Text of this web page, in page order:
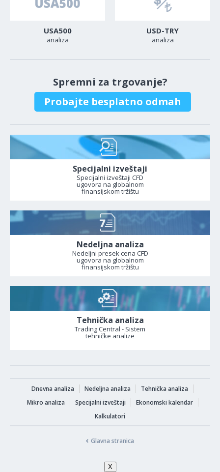
USA500
analiza
USD-TRY
analiza
Spremni za trgovanje?
Probajte besplatno odmah
Specijalni izveštaji
Specijalni izveštaji CFD
ugovora na globalnom
finansijskom tržištu
Nedeljna analiza
Nedeljni presek cena CFD
ugovora na globalnom
finansijskom tržištu
Tehnička analiza
Trading Central - Sistem
tehničke analize
Dnevna analiza Nedeljna analiza
Tehnička analiza
Mikro analiza
Specijalni izveštaji
Ekonomski kalendar
Kalkulatori
Glavna stranica